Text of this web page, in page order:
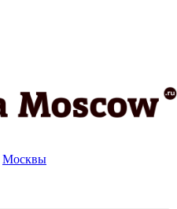
Москвы